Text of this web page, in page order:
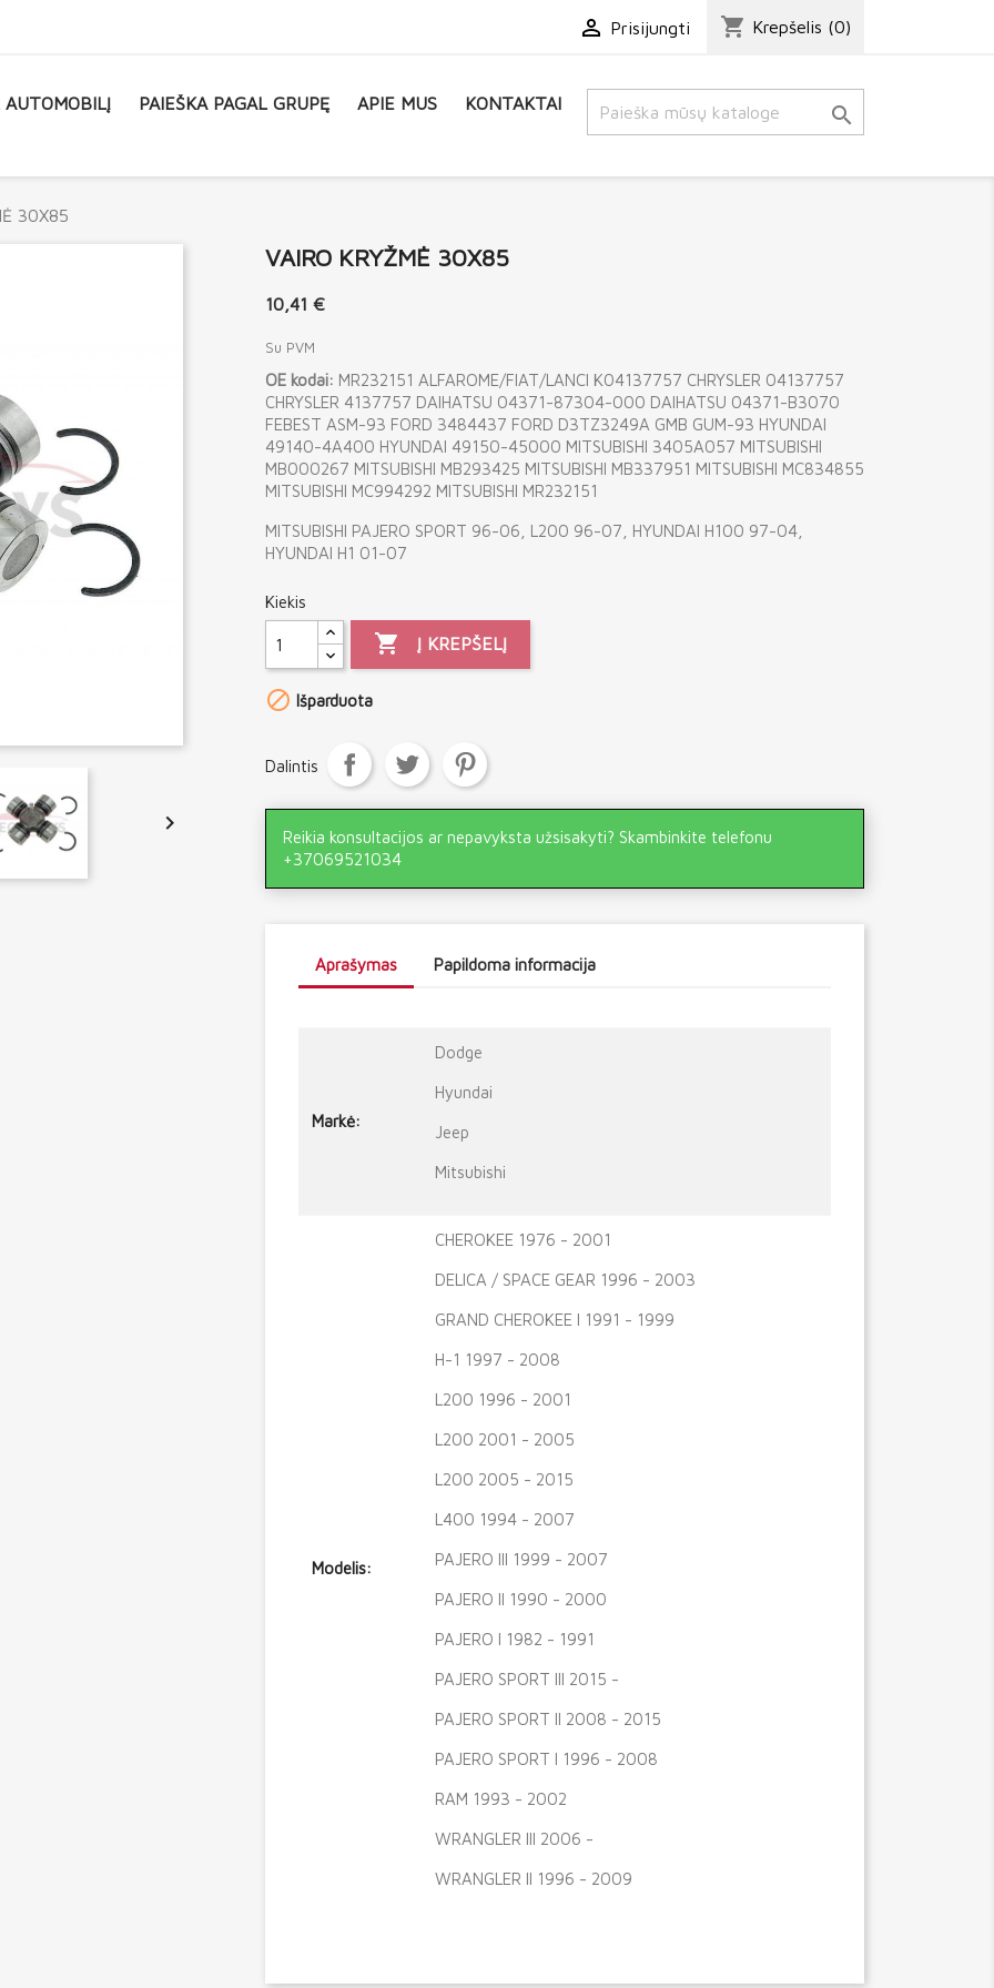
 Prisijungti shopping_cart Krepšelis (0)
AUTOMOBILĮ PAIEŠKA PAGAL GRUPĘ APIE MUS KONTAKTAI 
30X85

VAIRO KRYŽMĖ 30X85
10,41 €
Su PVM
OE kodai: MR232151 ALFAROME/FIAT/LANCI K04137757 CHRYSLER 04137757
CHRYSLER 4137757 DAIHATSU 04371-87304-000 DAIHATSU 04371-B3070
FEBEST ASM-93 FORD 3484437 FORD D3TZ3249A GMB GUM-93 HYUNDAI
49140-4A400 HYUNDAI 49150-45000 MITSUBISHI 3405A057 MITSUBISHI
MB000267 MITSUBISHI MB293425 MITSUBISHI MB337951 MITSUBISHI MC834855
MITSUBISHI MC994292 MITSUBISHI MR232151
MITSUBISHI PAJERO SPORT 96-06, L200 96-07, HYUNDAI H100 97-04,
HYUNDAI H1 01-07
Kiekis
 Į KREPŠELĮ
 Išparduota
Dalintis
Reikia konsultacijos ar nepavyksta užsisakyti? Skambinkite telefonu
+37069521034
Aprašymas Papildoma informacija
Markė:
Dodge
Hyundai
Jeep
Mitsubishi
Modelis:
CHEROKEE 1976 - 2001
DELICA / SPACE GEAR 1996 - 2003
GRAND CHEROKEE I 1991 - 1999
H-1 1997 - 2008
L200 1996 - 2001
L200 2001 - 2005
L200 2005 - 2015
L400 1994 - 2007
PAJERO III 1999 - 2007
PAJERO II 1990 - 2000
PAJERO I 1982 - 1991
PAJERO SPORT III 2015 -
PAJERO SPORT II 2008 - 2015
PAJERO SPORT I 1996 - 2008
RAM 1993 - 2002
WRANGLER III 2006 -
WRANGLER II 1996 - 2009